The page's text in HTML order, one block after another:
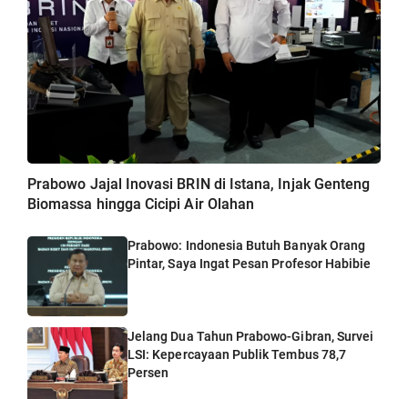
Prabowo Jajal Inovasi BRIN di Istana, Injak Genteng
Biomassa hingga Cicipi Air Olahan
Prabowo: Indonesia Butuh Banyak Orang
Pintar, Saya Ingat Pesan Profesor Habibie
Jelang Dua Tahun Prabowo-Gibran, Survei
LSI: Kepercayaan Publik Tembus 78,7
Persen